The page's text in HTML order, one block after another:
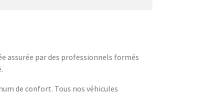
assurée par des professionnels formés
de confort. Tous nos véhicules